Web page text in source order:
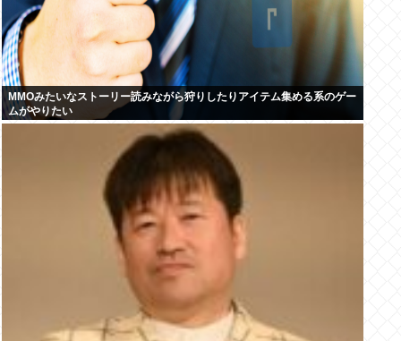
MMOみたいなストーリー読みながら狩りしたりアイテム集める系のゲー
ムがやりたい